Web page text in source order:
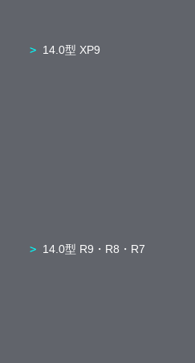
14.0型 XP9
14.0型 R9・R8・R7